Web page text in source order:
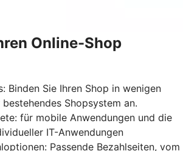
Online-Shop
Binden Sie Ihren Shop in wenigen
Shopsystem an.
für mobile Anwendungen und die
IT-Anwendungen
Passende Bezahlseiten, vom